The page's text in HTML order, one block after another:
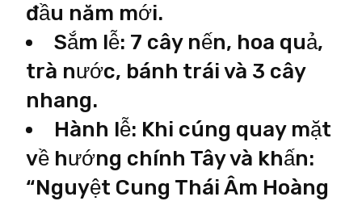
đầu năm mới.
Sắm lễ: 7 cây nến, hoa quả,
trà nước, bánh trái và 3 cây
nhang.
Hành lễ: Khi cúng quay mặt
về hướng chính Tây và khấn:
“Nguyệt Cung Thái Âm Hoàng